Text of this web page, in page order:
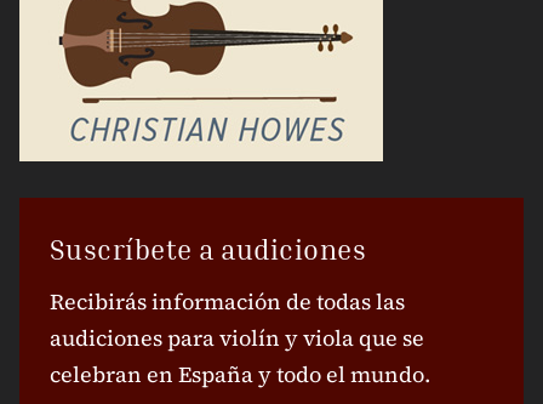
Suscríbete a audiciones
Recibirás información de todas las
audiciones para violín y viola que se
celebran en España y todo el mundo.